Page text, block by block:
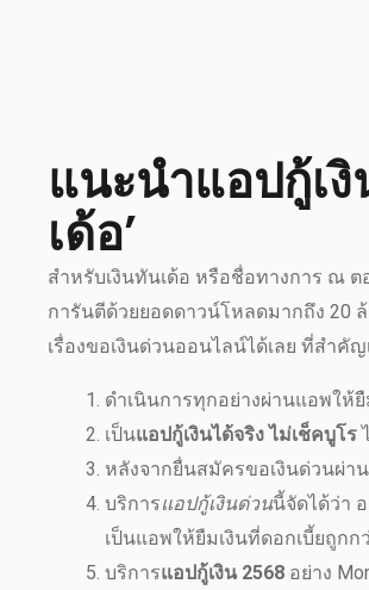
แนะนำแอปกู้เ
เด้อ’
สำหรับเงินทันเด้อ หรือชื่อทางการ ณ ต
การันตีด้วยยอดดาวน์โหลดมากถึง 20
เรื่องขอเงินด่วนออนไลน์ได้เลย ที่สำ
ดำเนินการทุกอย่างผ่านแอพให้ยื
เป็นแอปกู้เงินได้จริง ไม่เช็คบูโร
หลังจากยื่นสมัครขอเงินด่วนผ่
บริการแอปกู้เงินด่วนนี้จัดได้ว่า
เป็นแอพให้ยืมเงินที่ดอกเบี้ยถูก
บริการแอปกู้เงิน 2568 อย่าง